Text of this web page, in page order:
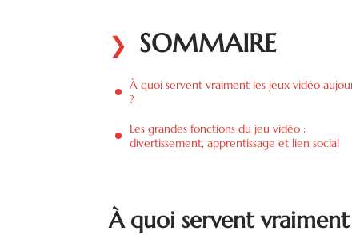
SOMMAIRE
À quoi servent vraiment les jeux vidéo
?
Les grandes fonctions du jeu vidéo :
divertissement, apprentissage et lien social
À quoi servent